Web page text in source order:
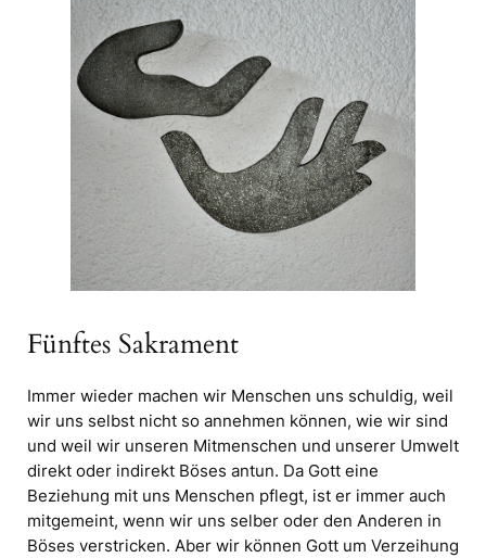
Fünftes Sakrament
Immer wieder machen wir Menschen uns schuldig, weil
wir uns selbst nicht so annehmen können, wie wir sind
und weil wir unseren Mitmenschen und unserer Umwelt
direkt oder indirekt Böses antun. Da Gott eine
Beziehung mit uns Menschen pflegt, ist er immer auch
mitgemeint, wenn wir uns selber oder den Anderen in
Böses verstricken. Aber wir können Gott um Verzeihung